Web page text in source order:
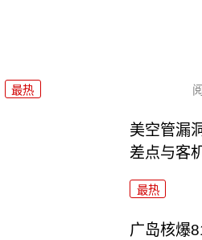
最热
美空管漏
差点与客
最热
广岛核爆